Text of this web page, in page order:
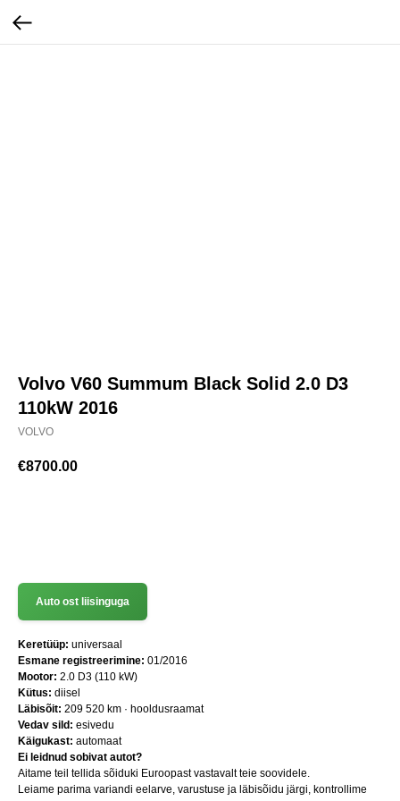
Volvo V60 Summum Black Solid 2.0 D3
110kW 2016
VOLVO
€8700.00
Auto ost liisinguga
Keretüüp: universaal
Esmane registreerimine: 01/2016
Mootor: 2.0 D3 (110 kW)
Kütus: diisel
Läbisõit: 209 520 km · hooldusraamat
Vedav sild: esivedu
Käigukast: automaat
Ei leidnud sobivat autot?
Aitame teil tellida sõiduki Euroopast vastavalt teie soovidele.
Leiame parima variandi eelarve, varustuse ja läbisõidu järgi, kontrollime